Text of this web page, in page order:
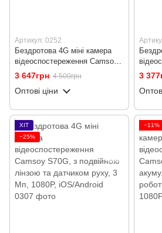
Артикул: 0252
Бездротова 4G міні камера
відеоспостереження Camsoy
T9G6, під сім карту, з
датчиком руху, 2 Мп, 1080P,
iOS/Android
3 647грн 4 500грн
Оптові ціни
T9G3t,
iOS/
3
ХІТ
−25%
−11%